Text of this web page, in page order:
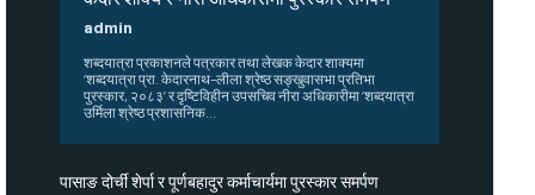
admin
शब्दयात्रा प्रकाशनले पत्रकार तथा लेखक केदार शाक्यमा
‘शब्दयात्रा प्रा. केदारनाथ–लीला श्रेष्ठ सङ्खुवासभा प्रतिभा
पुरस्कार, २०८३’ र दृष्टिविहीन उपसचिव नीरा अधिकारीमा ‘शब्दयात्रा
उर्मिला श्रेष्ठ प्रशासनिक...
पासाङ दोर्ची शेर्पा र पूर्णबहादुर कर्माचार्यमा पुरस्कार समर्पण